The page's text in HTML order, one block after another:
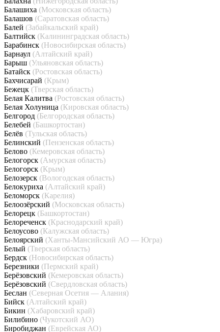
Балашиха (Московская область)
Балашов (Саратовская область)
Балей (Забайкальский край)
Балтийск (Калининградская область)
Барабинск (Новосибирская область)
Барнаул (Алтайский край)
Барыш (Ульяновская область)
Батайск (Ростовская область)
Бахчисарай (Крым)
Бежецк (Тверская область)
Белая Калитва (Ростовская область)
Белая Холуница (Кировская область)
Белгород (Белгородская область)
Белебей (Башкортостан)
Белёв (Тульская область)
Белинский (Пензенская область)
Белово (Кемеровская область)
Белогорск (Амурская область)
Белогорск (Крым)
Белозерск (Вологодская область)
Белокуриха (Алтайский край)
Беломорск (Карелия)
Белоозёрский (Московская область)
Белорецк (Башкортостан)
Белореченск (Краснодарский край)
Белоусово (Калужская область)
Белоярский (Ханты-Мансийский АО — Югра)
Белый (Тверская область)
Бердск (Новосибирская область)
Березники (Пермский край)
Берёзовский (Кемеровская область)
Берёзовский (Свердловская область)
Беслан (Северная Осетия — Алания)
Бийск (Алтайский край)
Бикин (Хабаровский край)
Билибино (Чукотский АО)
Биробиджан (Еврейская АО)